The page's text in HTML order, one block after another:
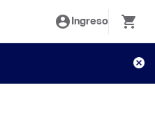
Ingreso